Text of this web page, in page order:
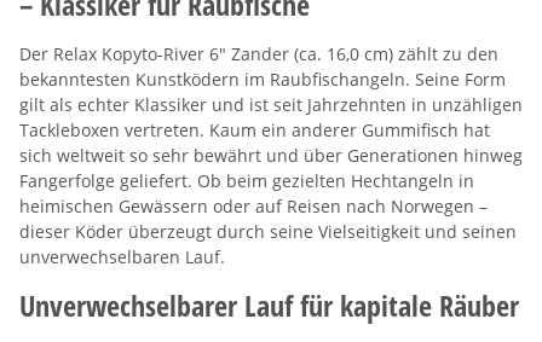
Der Relax Kopyto-River 6" Zander (ca. 16,0 cm) zählt zu den
bekanntesten Kunstködern im Raubfischangeln. Seine Form
gilt als echter Klassiker und ist seit Jahrzehnten in unzähligen
Tackleboxen vertreten. Kaum ein anderer Gummifisch hat
sich weltweit so sehr bewährt und über Generationen hinweg
Fangerfolge geliefert. Ob beim gezielten Hechtangeln in
heimischen Gewässern oder auf Reisen nach Norwegen –
dieser Köder überzeugt durch seine Vielseitigkeit und seinen
unverwechselbaren Lauf.
Unverwechselbarer Lauf für kapitale Räuber